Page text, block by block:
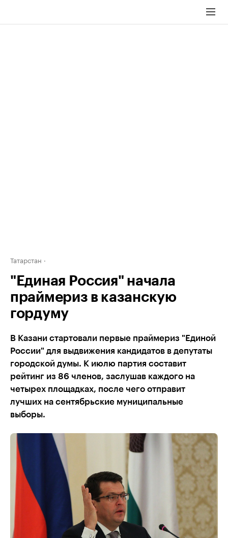
Татарстан
"Единая Россия" начала
праймериз в казанскую
гордуму
В Казани стартовали первые праймериз "Единой
России" для выдвижения кандидатов в депутаты
городской думы. К июлю партия составит
рейтинг из 86 членов, заслушав каждого на
четырех площадках, после чего отправит
лучших на сентябрьские муниципальные
выборы.